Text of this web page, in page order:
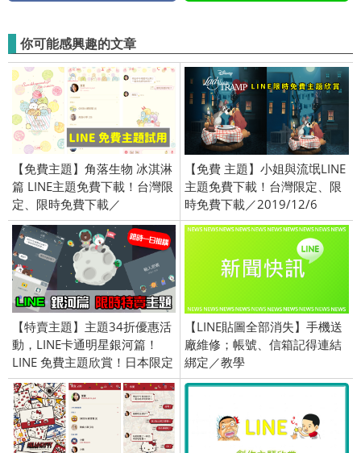
你可能感興趣的文章
【免費主題】角落生物 冰淇淋
篇 LINE主題免費下載！台灣限
定、限時免費下載／
2019/07/05
【免費 主題】小姐與流氓LINE
主題免費下載！台灣限定、限
時免費下載／2019/12/6
【特賣主題】主題34折優惠活
動，LINE卡通明星銀河篇！
LINE 免費主題欣賞！日本限定
／OpenVPN 跨區／
2017/10/06
【LINE貼圖全部消失】手機送
廠維修；帳號、信箱記得連結
綁定／教學